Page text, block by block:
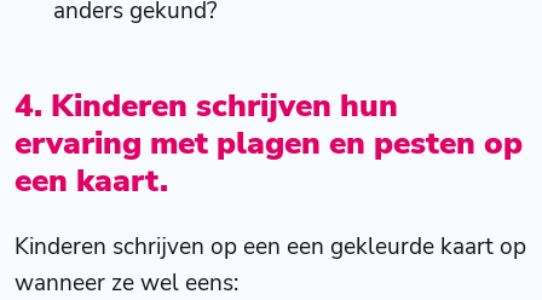
anders gekund?
4. Kinderen schrijven hun
ervaring met plagen en pesten op
een kaart.
Kinderen schrijven op een een gekleurde kaart op
wanneer ze wel eens: